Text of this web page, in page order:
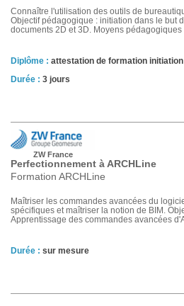
Connaître l'utilisation des outils de
Objectif pédagogique : initiation dans le but
documents 2D et 3D. Moyens pédagogiques
Diplôme : attestation de formation
Durée : 3 jours
ZW France
Perfectionnement à ARCHLine
Formation ARCHLine
Maîtriser les commandes avancées du
spécifiques et maîtriser la notion de BIM.
Apprentissage des commandes avancées
Durée : sur mesure